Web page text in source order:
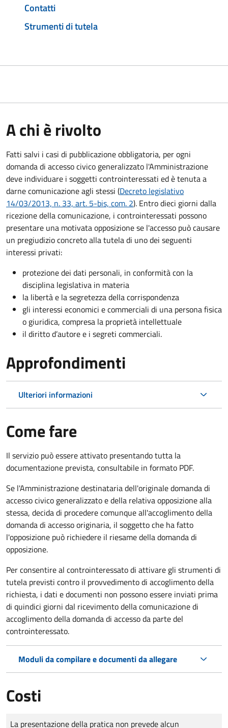
Contatti
Strumenti di tutela
A chi è rivolto
Fatti salvi i casi di pubblicazione obbligatoria, per ogni
domanda di accesso civico generalizzato l'Amministrazione
deve individuare i soggetti controinteressati ed è tenuta a
darne comunicazione agli stessi (Decreto legislativo
14/03/2013, n. 33, art. 5-bis, com. 2). Entro dieci giorni dalla
ricezione della comunicazione, i controinteressati possono
presentare una motivata opposizione se l'accesso può causare
un pregiudizio concreto alla tutela di uno dei seguenti
interessi privati:
protezione dei dati personali, in conformità con la
disciplina legislativa in materia
la libertà e la segretezza della corrispondenza
gli interessi economici e commerciali di una persona fisica
o giuridica, compresa la proprietà intellettuale
il diritto d’autore e i segreti commerciali.
Approfondimenti
Ulteriori informazioni
Come fare
Il servizio può essere attivato presentando tutta la
documentazione prevista, consultabile in formato PDF.
Se l'Amministrazione destinataria dell'originale domanda di
accesso civico generalizzato e della relativa opposizione alla
stessa, decida di procedere comunque all'accoglimento della
domanda di accesso originaria, il soggetto che ha fatto
l'opposizione può richiedere il riesame della domanda di
opposizione.
Per consentire al controinteressato di attivare gli strumenti di
tutela previsti contro il provvedimento di accoglimento della
richiesta, i dati e documenti non possono essere inviati prima
di quindici giorni dal ricevimento della comunicazione di
accoglimento della domanda di accesso da parte del
controinteressato.
Moduli da compilare e documenti da allegare
Costi
Tipo di pagamento
Importo
La presentazione della pratica non prevede alcun